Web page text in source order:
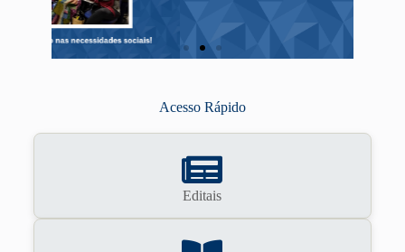
Acesso Rápido
Editais